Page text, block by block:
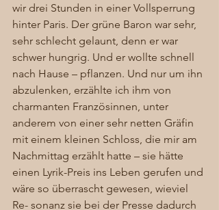
wir drei Stunden in einer Vollsperrung
hinter Paris. Der grüne Baron war sehr,
sehr schlecht gelaunt, denn er war
schwer hungrig. Und er wollte schnell
nach Hause – pflanzen. Und nur um ihn
abzulenken, erzählte ich ihm von
charmanten Französinnen, unter
anderem von einer sehr netten Gräfin
mit einem kleinen Schloss, die mir am
Nachmittag erzählt hatte – sie hätte
einen Lyrik-Preis ins Leben gerufen und
wäre so überrascht gewesen, wieviel
Re- sonanz sie bei der Presse dadurch